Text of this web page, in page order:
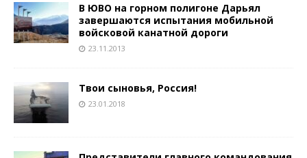
В ЮВО на горном полигоне Дарьял
завершаются испытания мобильной
войсковой канатной дороги
23.11.2013
Твои сыновья, Россия!
23.01.2018